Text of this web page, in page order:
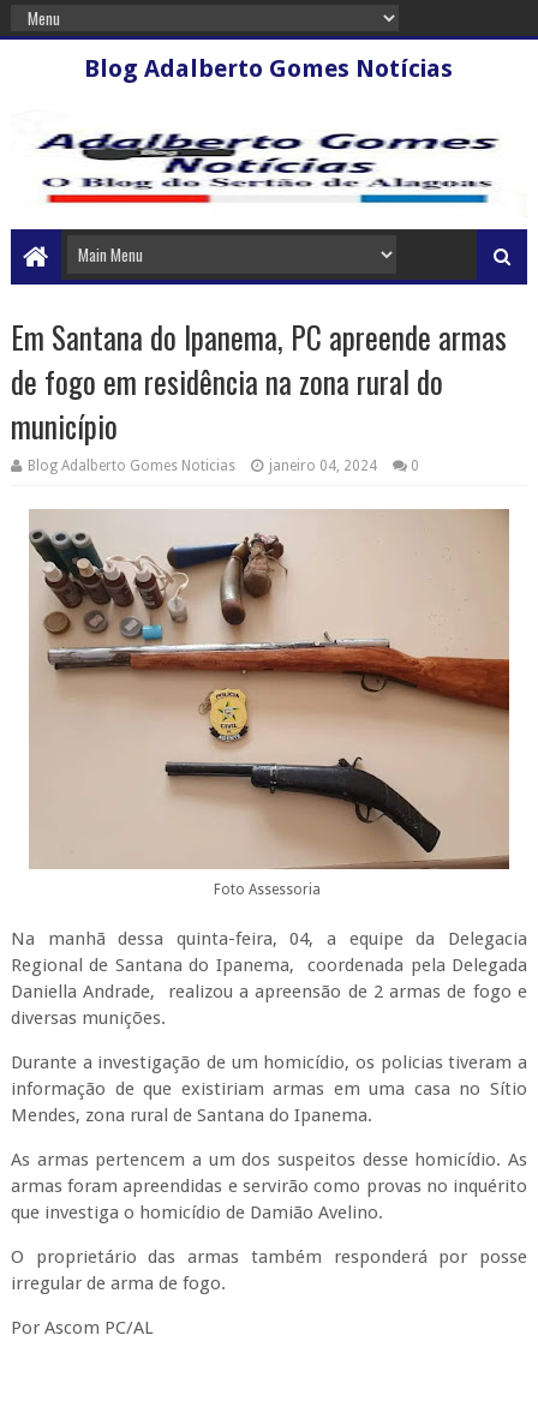
Blog Adalberto Gomes Notícias
Em Santana do Ipanema, PC apreende armas
de fogo em residência na zona rural do
município
Blog Adalberto Gomes Noticias janeiro 04, 2024 0
Foto Assessoria
Na manhã dessa quinta-feira, 04, a equipe da Delegacia
Regional de Santana do Ipanema, coordenada pela Delegada
Daniella Andrade, realizou a apreensão de 2 armas de fogo e
diversas munições.
Durante a investigação de um homicídio, os policias tiveram a
informação de que existiriam armas em uma casa no Sítio
Mendes, zona rural de Santana do Ipanema.
As armas pertencem a um dos suspeitos desse homicídio. As
armas foram apreendidas e servirão como provas no inquérito
que investiga o homicídio de Damião Avelino.
O proprietário das armas também responderá por posse
irregular de arma de fogo.
Por Ascom PC/AL